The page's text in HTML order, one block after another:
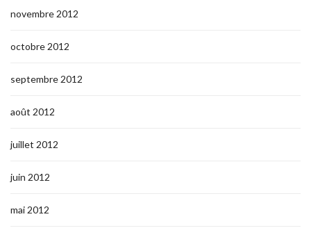
novembre 2012
octobre 2012
septembre 2012
août 2012
juillet 2012
juin 2012
mai 2012